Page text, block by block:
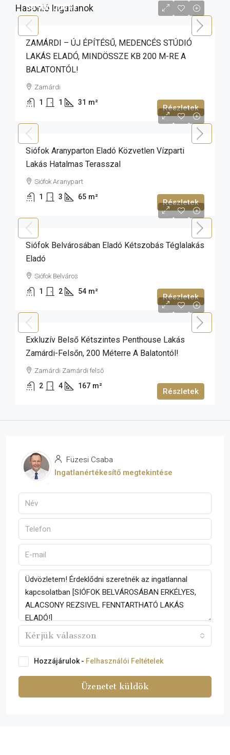
Hasonló Ingatlanok
69 900 000 Ft
ZAMÁRDI – ÚJ ÉPÍTÉSŰ, MEDENCÉS STÚDIÓ
LAKÁS ELADÓ, MINDÖSSZE KB 200 M-RE A
BALATONTÓL!
Zamárdi
1 1 31 m²
Részletek
Siófok Aranyparton Eladó Közvetlen Vízparti
Lakás Hatalmas Terasszal
Siófok Aranypart
1 3 65 m²
Részletek
Siófok Belvárosában Eladó Kétszobás Téglalakás
Eladó
Siófok Belváros
1 2 54 m²
Részletek
Exkluzív Belső Kétszintes Penthouse Lakás
Zamárdi-Felsőn, 200 Méterre A Balatontól!
Zamárdi Zamárdi felső
2 4 167 m²
Részletek
Füzesi Csaba
Ingatlanértékesítő megtekintése
Kérjük válasszon
Hozzájárulok - Felhasználói Feltételek
Üzenetet küldök